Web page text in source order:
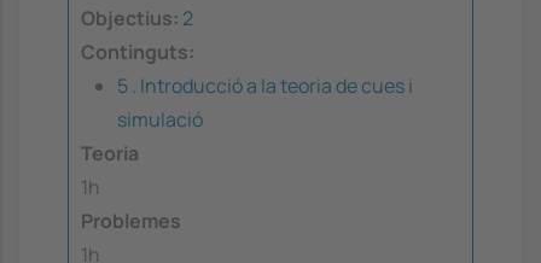
Objectius: 2
Continguts:
5 . Introducció a la teoria de cues i
simulació
Teoria
1h
Problemes
1h